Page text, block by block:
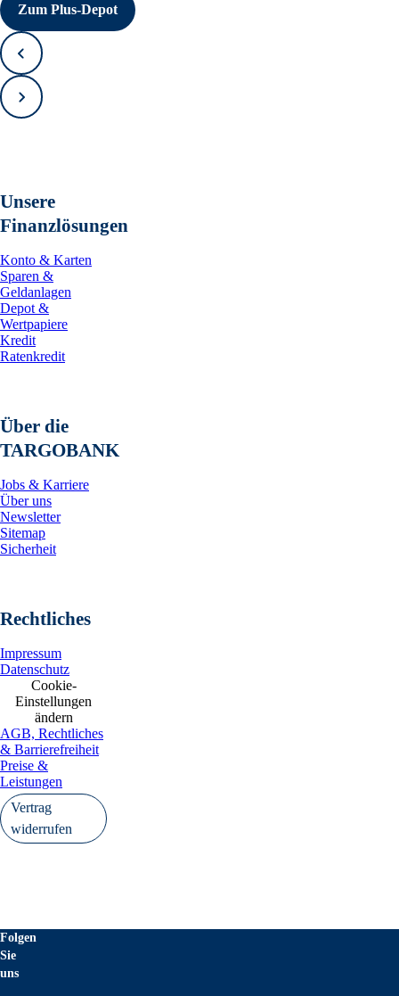
Zum Plus-Depot
Zurück
Vorwärts
Unsere
Finanzlösungen
Konto & Karten
Sparen &
Geldanlagen
Depot &
Wertpapiere
Kredit
Ratenkredit
Über die
TARGOBANK
Jobs & Karriere
Über uns
Newsletter
Sitemap
Sicherheit
Rechtliches
Impressum
Datenschutz
Cookie-
Einstellungen
ändern
AGB, Rechtliches
& Barrierefreiheit
Preise &
Leistungen
Vertrag
widerrufen
Folgen
Sie
uns